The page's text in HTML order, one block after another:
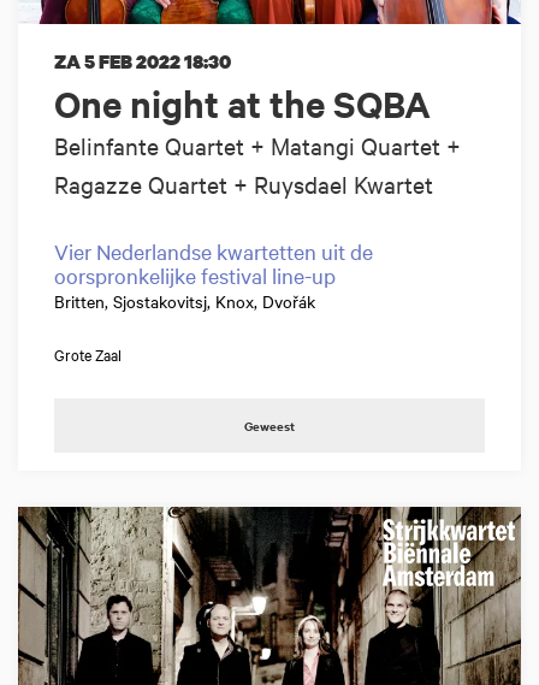
One night at the SQBA
Belinfante Quartet + Matangi Quartet +
Ragazze Quartet + Ruysdael Kwartet
ZA 5 FEB 202218:30
Vier Nederlandse kwartetten uit de
oorspronkelijke festival line-up
Britten, Sjostakovitsj, Knox, Dvořák
Grote Zaal
Geweest